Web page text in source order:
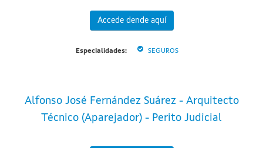
Accede dende aquí
Especialidades: SEGUROS
Alfonso José Fernández Suárez - Arquitecto
Técnico (Aparejador) - Perito Judicial